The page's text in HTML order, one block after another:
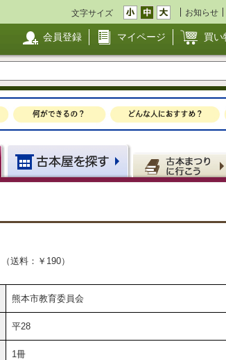
文字サイズ お知らせ
会員登録 マイページ 買い
（送料：￥190）
熊本市教育委員会
平28
1冊